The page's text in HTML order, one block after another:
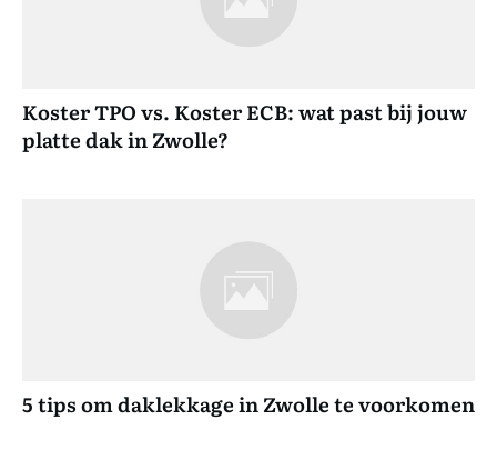
Koster TPO vs. Koster ECB: wat past bij jouw
platte dak in Zwolle?
5 tips om daklekkage in Zwolle te voorkomen